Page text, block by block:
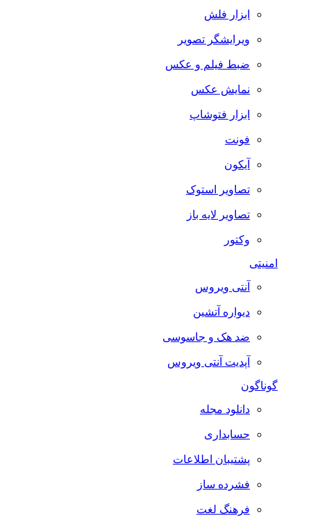
ابزار فلش
ویرایشگر تصویر
ضبط فيلم و عكس
نمایش عکس
ابزار فتوشاپ
فونت
آیکون
تصاویر استوک
تصاویر لایه باز
وکتور
امنیتی
آنتی ویروس
دیواره آتشین
ضد هک و جاسوسی
آپدیت آنتی ویروس
گوناگون
دانلود مجله
حسابداری
پشتیبان اطلاعات
فشرده ساز
فرهنگ لغت